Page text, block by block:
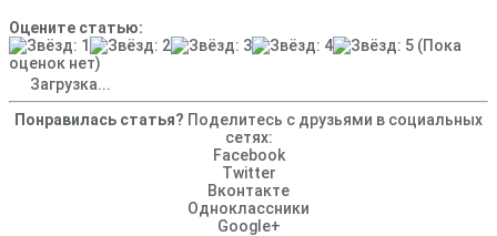
Оцените статью:
(Пока
оценок нет)
Загрузка...
Понравилась статья? Поделитесь с друзьями в социальных
сетях:
Facebook
Twitter
Вконтакте
Одноклассники
Google+